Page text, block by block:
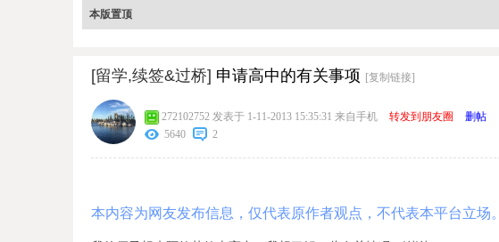
本版置顶
[留学,续签&过桥] 申请高中的有关事项 [复制链接]
272102752 发表于 1-11-2013 15:35:31 来自手机 转发到朋友圈
删帖
5640
2
本内容为网友发布信息，仅代表原作者观点，不代表本平台立场。